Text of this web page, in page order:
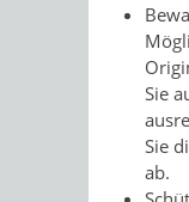
Sie
Sie
ab.